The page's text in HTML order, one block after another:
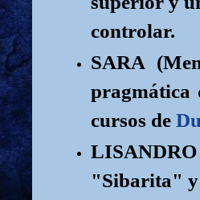
controlar.
SARA
pragmática
cursos de
"Sibarita" y